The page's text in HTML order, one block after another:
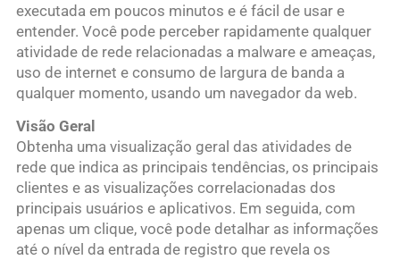
executada em poucos minutos e é fácil de usar e
entender. Você pode perceber rapidamente qualquer
atividade de rede relacionadas a malware e ameaças,
uso de internet e consumo de largura de banda a
qualquer momento, usando um navegador da web.
Visão Geral
Obtenha uma visualização geral das atividades de
rede que indica as principais tendências, os principais
clientes e as visualizações correlacionadas dos
principais usuários e aplicativos. Em seguida, com
apenas um clique, você pode detalhar as informações
até o nível da entrada de registro que revela os